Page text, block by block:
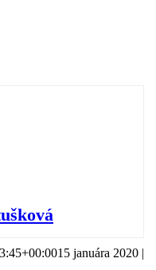
15 januára 2020 |